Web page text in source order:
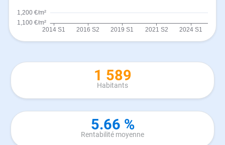
1 589
Habitants
5.66 %
Rentabilité moyenne